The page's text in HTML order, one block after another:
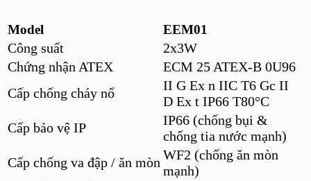
Model EEM01
Công suất
2x3W
Chứng nhận ATEX
ECM 25 ATEX-B 0U96
Cấp chống cháy nổ
II G Ex n IIC T6 Gc II
D Ex t IP66 T80°C
Cấp bảo vệ IP
IP66 (chống bụi &
chống tia nước mạnh)
Cấp chống va đập / ăn mòn WF2 (chống ăn mòn
mạnh)